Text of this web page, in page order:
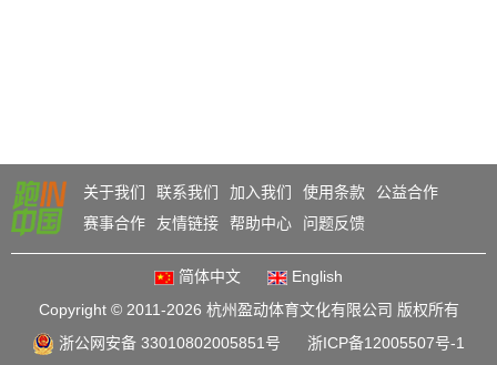
关于我们 联系我们 加入我们 使用条款
公益合作
赛事合作
友情链接 帮助中心 问题反馈
简体中文
English
Copyright © 2011-2026 杭州盈动体育文化有限公司 版权所有
浙公网安备 33010802005851号
浙ICP备12005507号-1